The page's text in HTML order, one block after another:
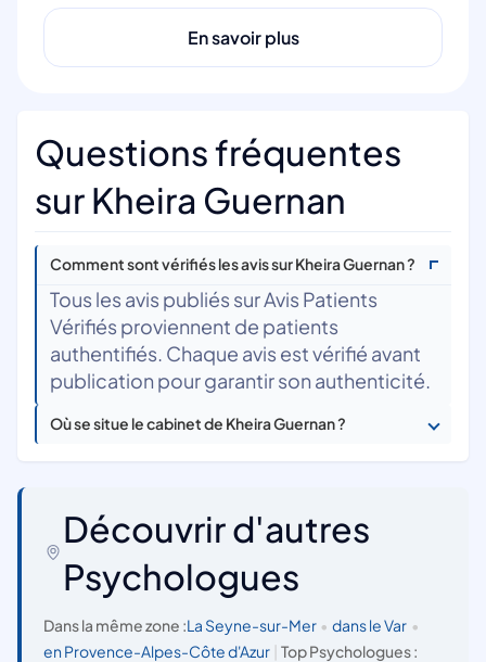
En savoir plus
Questions fréquentes
sur Kheira Guernan
Comment sont vérifiés les avis sur Kheira Guernan ?
Tous les avis publiés sur Avis Patients
Vérifiés proviennent de patients
authentifiés. Chaque avis est vérifié avant
publication pour garantir son authenticité.
Où se situe le cabinet de Kheira Guernan ?
Découvrir d'autres
Psychologues
Dans la même zone :La Seyne-sur-Mer • dans le Var •
en Provence-Alpes-Côte d'Azur
Top Psychologues :